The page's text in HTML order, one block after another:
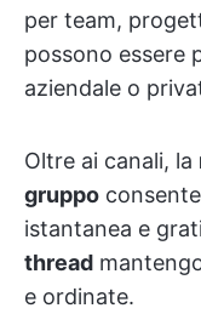
per team,
possono essere
aziendale o
Oltre ai canali, la
gruppo
istantanea e
thread
e ordinate.